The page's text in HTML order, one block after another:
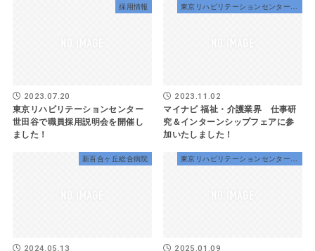
採用情報
2023.07.20
東京リハビリテーションセンター
世田谷で職員採用説明会を開催し
ました！
2023.11.02
マイナビ 福祉・介護業界 仕事研
究＆インターンシップフェアに参
加いたしました！
新百合ヶ丘総合病院
2024.05.13 2025.01.09